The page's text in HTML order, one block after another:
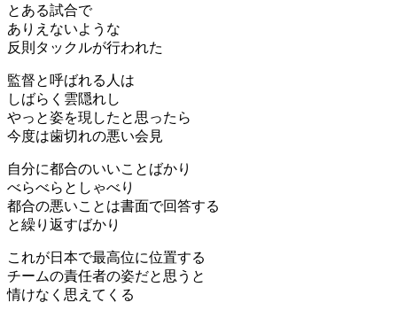
とある試合で
ありえないような
反則タックルが行われた
監督と呼ばれる人は
しばらく雲隠れし
やっと姿を現したと思ったら
今度は歯切れの悪い会見
自分に都合のいいことばかり
べらべらとしゃべり
都合の悪いことは書面で回答する
と繰り返すばかり
これが日本で最高位に位置する
チームの責任者の姿だと思うと
情けなく思えてくる